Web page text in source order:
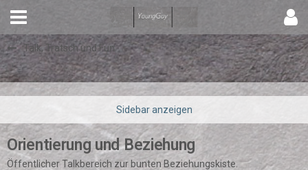
Talk, Tratsch und Fun
Orientierung und Beziehung
Öffentlicher Talkbereich zur bunten Beziehungskiste.